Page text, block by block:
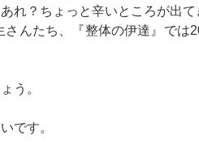
れ？ちょっと辛いところが出
んたち、『整体の伊達』では
う。
です。